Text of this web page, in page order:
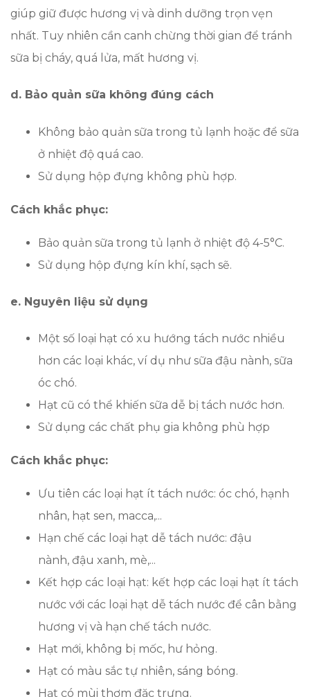
giúp giữ được hương vị và dinh dưỡng trọn vẹn
nhất. Tuy nhiên cần canh chừng thời gian để tránh
sữa bị cháy, quá lửa, mất hương vị.
d. Bảo quản sữa không đúng cách
Không bảo quản sữa trong tủ lạnh hoặc để sữa
ở nhiệt độ quá cao.
Sử dụng hộp đựng không phù hợp.
Cách khắc phục:
Bảo quản sữa trong tủ lạnh ở nhiệt độ 4-5°C.
Sử dụng hộp đựng kín khí, sạch sẽ.
e. Nguyên liệu sử dụng
Một số loại hạt có xu hướng tách nước nhiều
hơn các loại khác, ví dụ như sữa đậu nành, sữa
óc chó.
Hạt cũ có thể khiến sữa dễ bị tách nước hơn.
Sử dụng các chất phụ gia không phù hợp
Cách khắc phục:
Ưu tiên các loại hạt ít tách nước: óc chó, hạnh
nhân, hạt sen, macca,...
Hạn chế các loại hạt dễ tách nước: đậu
nành, đậu xanh, mè,...
Kết hợp các loại hạt: kết hợp các loại hạt ít tách
nước với các loại hạt dễ tách nước để cân bằng
hương vị và hạn chế tách nước.
Hạt mới, không bị mốc, hư hỏng.
Hạt có màu sắc tự nhiên, sáng bóng.
Hạt có mùi thơm đặc trưng.